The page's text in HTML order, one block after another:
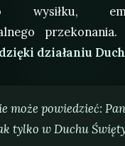
wysiłku,
przekonania.
działaniu
może powiedzieć:
tylko w Duchu